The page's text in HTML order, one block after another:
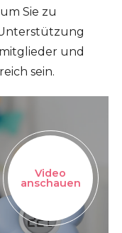
Sie zu
und
sein.
Video
anschauen